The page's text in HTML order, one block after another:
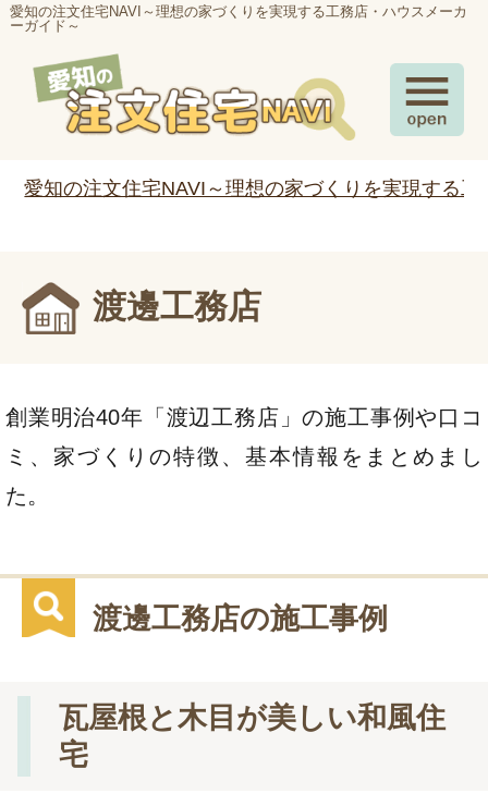
愛知の注文住宅NAVI～理想の家づくりを実現する工務店・ハウスメーカ
ーガイド～
愛知の注文住宅NAVI～理想の家づくりを実現する
渡邊工務店
創業明治40年「渡辺工務店」の施工事例や口コ
ミ、家づくりの特徴、基本情報をまとめまし
た。
渡邊工務店の施工事例
瓦屋根と木目が美しい和風住
宅